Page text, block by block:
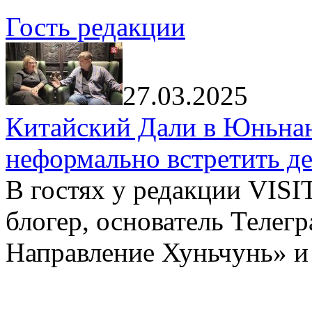
Гость редакции
27.03.2025
Китайский Дали в
неформально встретить
В гостях у редакции
блогер, основатель
Направление Хуньчунь»